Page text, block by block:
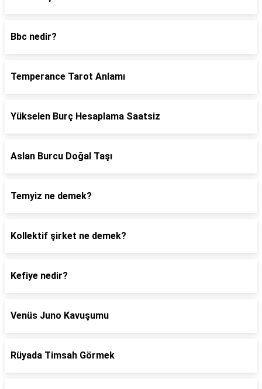
Bbc nedir?
Temperance Tarot Anlamı
Yükselen Burç Hesaplama Saatsiz
Aslan Burcu Doğal Taşı
Temyiz ne demek?
Kollektif şirket ne demek?
Kefiye nedir?
Venüs Juno Kavuşumu
Rüyada Timsah Görmek